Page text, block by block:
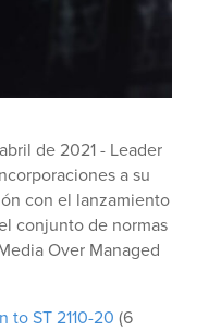
de 2021 - Leader
a su
con el lanzamiento
conjunto de normas
Over Managed
to ST 2110-20 (6